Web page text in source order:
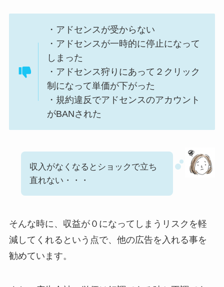
・アドセンスが受からない
・アドセンスが一時的に停止になって
しまった
・アドセンス狩りにあって２クリック
制になって単価が下がった
・規約違反でアドセンスのアカウント
がBANされた
収入がなくなるとショックで立ち
直れない・・・
そんな時に、収益が０になってしまうリスクを軽
減してくれるという点で、他の広告を入れる事を
勧めています。